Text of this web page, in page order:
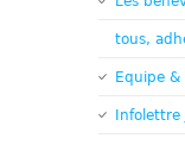
tous,
Equipe &